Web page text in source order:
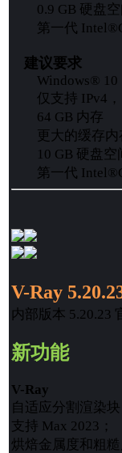
0.9 GB 硬盘空
第一代
建议要求
Windows® 10
仅支持 IPv4，
64 GB 内存
更大的缓存内
10 GB 硬盘空
第一代
V-Ray
内部版本 5.20.23
新功能
V-Ray
自适应分割渲染块
支持 Max 2023；
烘焙金属度和粗糙